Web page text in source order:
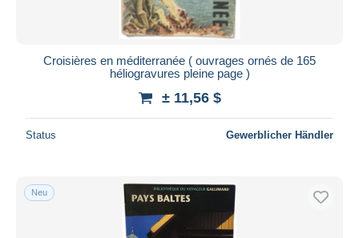
Croisières en méditerranée ( ouvrages ornés de 165
héliogravures pleine page )
± 11,56 $
Status Gewerblicher Händler
Neu